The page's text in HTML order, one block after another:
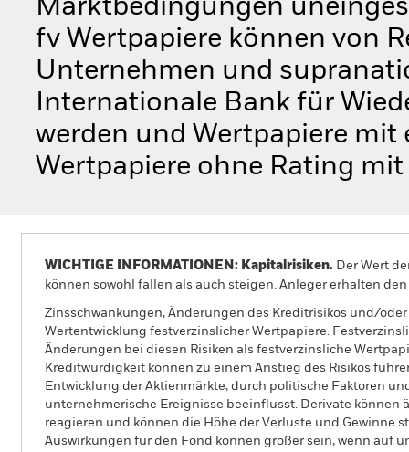
Marktbedingungen
fv Wertpapiere können von
Unternehmen und
Internationale Bank für
werden und Wertpapiere
Wertpapiere ohne Rating
WICHTIGE INFORMATIONEN: Kapitalrisiken. Der Wert
können sowohl fallen als auch steigen. Anleger erhalten
Zinsschwankungen, Änderungen des Kreditrisikos und/
Wertentwicklung festverzinslicher Wertpapiere.
Änderungen bei diesen Risiken als festverzinsliche
Kreditwürdigkeit können zu einem Anstieg des Risikos
Entwicklung der Aktienmärkte, durch politische Faktoren
unternehmerische Ereignisse beeinflusst. Derivate können
reagieren und können die Höhe der Verluste und Gewinne
Auswirkungen für den Fond können größer sein, wenn auf